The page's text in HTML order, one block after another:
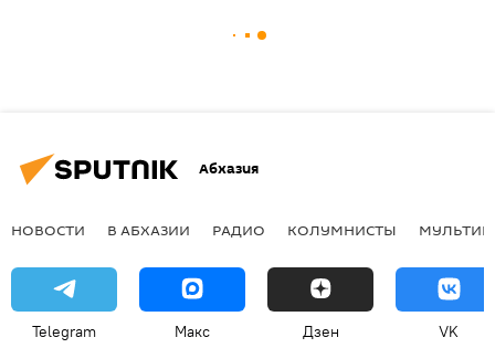
Абхазия
НОВОСТИ В АБХАЗИИ РАДИО КОЛУМНИСТЫ
Telegram Макс Дзен VK